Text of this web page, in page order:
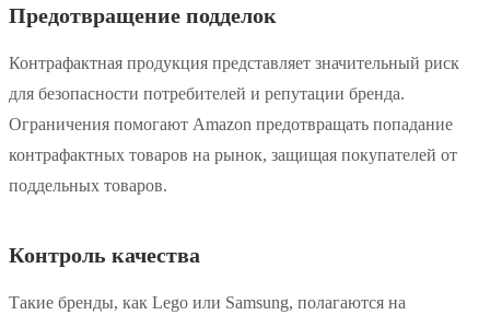
Предотвращение подделок
Контрафактная продукция представляет значительный риск
для безопасности потребителей и репутации бренда.
Ограничения помогают Amazon предотвращать попадание
контрафактных товаров на рынок, защищая покупателей от
поддельных товаров.
Контроль качества
Такие бренды, как Lego или Samsung, полагаются на